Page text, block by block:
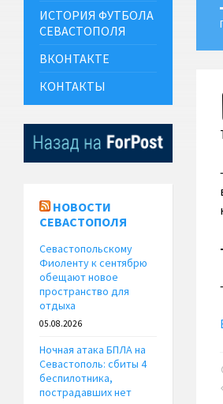
ИСТОРИЯ ФУТБОЛА
СЕВАСТОПОЛЯ
ВКОНТАКТЕ
КОНТАКТЫ
НОВОСТИ
СЕВАСТОПОЛЯ
Севастопольскому
Фиоленту к сентябрю
обещают новое
пространство для
отдыха
05.08.2026
Ночная атака БПЛА на
Севастополь: сбиты 4
беспилотника,
пострадавших нет